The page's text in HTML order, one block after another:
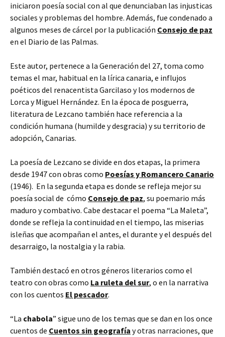
iniciaron poesía social con al que denunciaban las injusticas
sociales y problemas del hombre. Además, fue condenado a
algunos meses de cárcel por la publicación Consejo de paz
en el Diario de las Palmas.
Este autor, pertenece a la Generación del 27, toma como
temas el mar, habitual en la lírica canaria, e influjos
poéticos del renacentista Garcilaso y los modernos de
Lorca y Miguel Hernández. En la época de posguerra,
literatura de Lezcano también hace referencia a la
condición humana (humilde y desgracia) y su territorio de
adopción, Canarias.
La poesía de Lezcano se divide en dos etapas, la primera
desde 1947 con obras como Poesías y Romancero Canario
(1946). En la segunda etapa es donde se refleja mejor su
poesía social de cómo Consejo de paz, su poemario más
maduro y combativo. Cabe destacar el poema “La Maleta”,
donde se refleja la continuidad en el tiempo, las miserias
isleñas que acompañan el antes, el durante y el después del
desarraigo, la nostalgia y la rabia.
También destacó en otros géneros literarios como el
teatro con obras como La ruleta del sur, o en la narrativa
con los cuentos El pescador.
“La chabola” sigue uno de los temas que se dan en los once
cuentos de Cuentos sin geografía y otras narraciones, que